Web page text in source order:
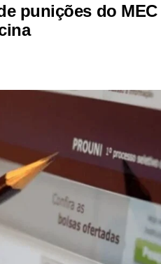
punições do MEC